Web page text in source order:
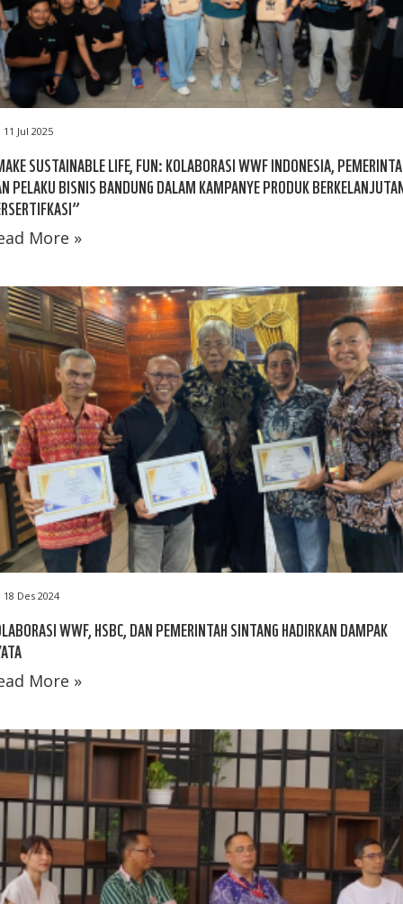
11 Jul 2025
SUSTAINABLE LIFE, FUN: KOLABORASI WWF INDONESIA,
PELAKU BISNIS BANDUNG DALAM KAMPANYE PRODUK
More »
18 Des 2024
WWF, HSBC, DAN PEMERINTAH SINTANG HADIRKAN DAMPAK
More »